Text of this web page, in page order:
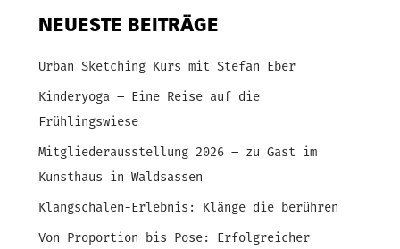
NEUESTE BEITRÄGE
Urban Sketching Kurs mit Stefan Eber
Kinderyoga – Eine Reise auf die
Frühlingswiese
Mitgliederausstellung 2026 – zu Gast im
Kunsthaus in Waldsassen
Klangschalen-Erlebnis: Klänge die berühren
Von Proportion bis Pose: Erfolgreicher